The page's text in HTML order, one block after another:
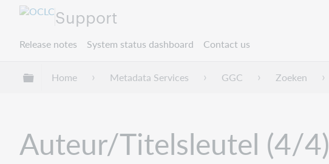
Support
Release notes System status dashboard Contact us
Expand/collapse global hierarchy
Home Metadata Services GGC Zoeken
Auteur/Titelsleutel (4/4)